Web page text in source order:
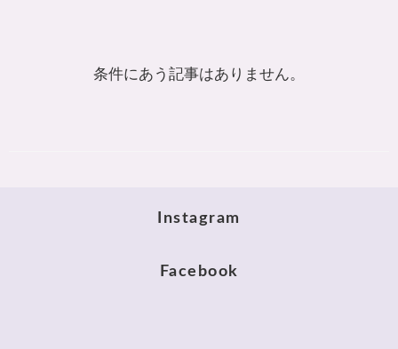
条件にあう記事はありません。
Instagram
Facebook